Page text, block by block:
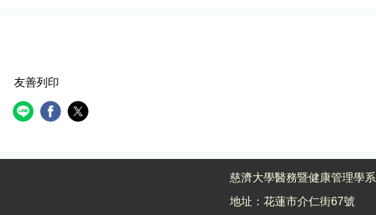
友善列印
慈濟大學醫務暨健康管理學系
地址：花蓮市介仁街67號